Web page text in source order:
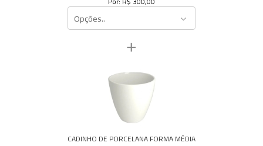
Opções..
+
CADINHO DE PORCELANA FORMA MÉDIA